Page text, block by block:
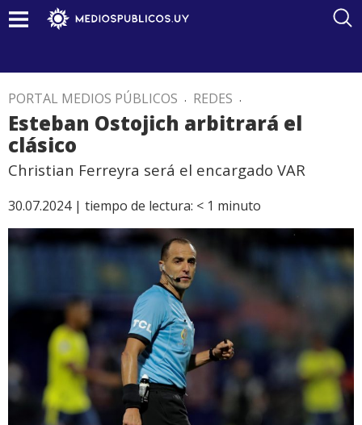
PORTAL MEDIOS PÚBLICOS . REDES .
Esteban Ostojich arbitrará el
clásico
Christian Ferreyra será el encargado VAR
30.07.2024 | tiempo de lectura: < 1 minuto